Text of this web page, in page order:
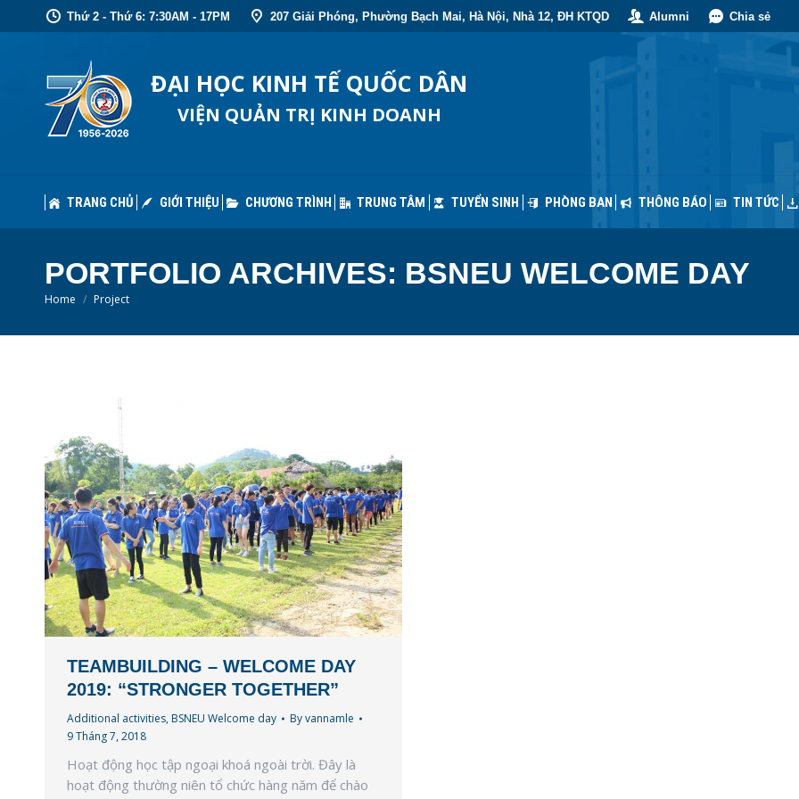
Thứ 2 - Thứ 6: 7:30AM - 17PM 207 Giải Phóng, Phường Bạch Mai, Hà Nội, Nhà 12, ĐH KTQD Alumni Chia sẻ
ĐẠI HỌC KINH TẾ QUỐC DÂN
VIỆN QUẢN TRỊ KINH DOANH
TRANG CHỦ GIỚI THIỆU CHƯƠNG TRÌNH TRUNG TÂM TUYỂN SINH PHÒNG BAN THÔNG BÁO TIN TỨC
PORTFOLIO ARCHIVES: BSNEU WELCOME DAY
You are here:
Home Project
TEAMBUILDING – WELCOME DAY
2019: “STRONGER TOGETHER”
Additional activities, BSNEU Welcome day Byvannamle
9 Tháng 7, 2018
Hoạt động học tập ngoại khoá ngoài trời. Đây là
hoạt động thường niên tổ chức hàng năm để chào
CHƯƠNG TRÌNH TRUNG TÂM TUYỂN SINH PHÒNG BAN THÔNG BÁO